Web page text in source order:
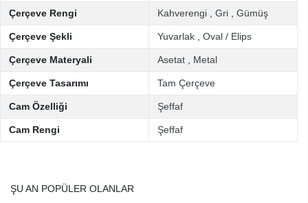
Çerçeve Rengi Kahverengi Gri Gümüş
Çerçeve Şekli Yuvarlak Oval / Elips
Çerçeve Materyali Asetat Metal
Çerçeve Tasarımı Tam Çerçeve
Cam Özelliği Şeffaf
Cam Rengi Şeffaf
ŞU AN POPÜLER OLANLAR